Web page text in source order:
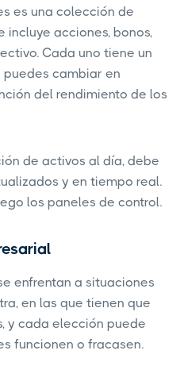
es una colección de
incluye acciones, bonos,
Cada uno tiene un
cambiar en
del rendimiento de los
de activos al día, debe
y en tiempo real.
los paneles de control.
enfrentan a situaciones
en las que tienen que
y cada elección puede
funcionen o fracasen.